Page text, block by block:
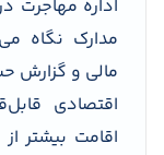
اداره مهاجرت
مدارک نگاه
مالی و گزارش
اقتصادی
اقامت بیشتر